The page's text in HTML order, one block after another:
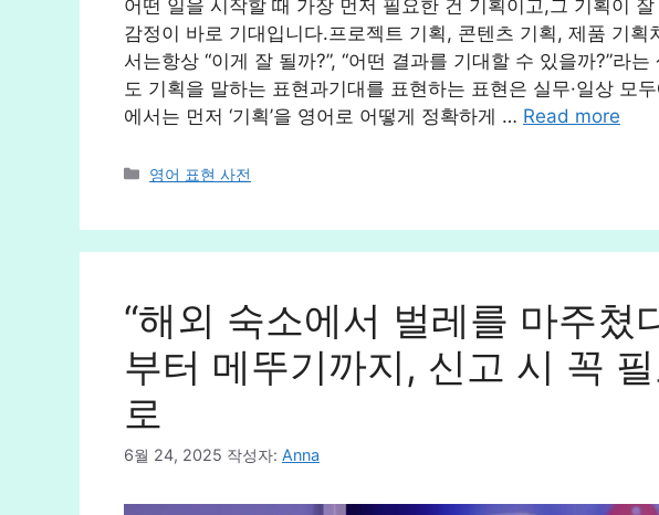
어떤 일을 시작할 때 가장 먼저 필요한 건 기획이고,그 기획이
감정이 바로 기대입니다.프로젝트 기획, 콘텐츠 기획, 제품 기획
서는항상 “이게 잘 될까?”, “어떤 결과를 기대할 수 있을까?”라
도 기획을 말하는 표현과기대를 표현하는 표현은 실무·일상 모
에서는 먼저 ‘기획’을 영어로 어떻게 정확하게 … Read more
카
영어 표현 사전
“해외 숙소에서 벌레를 마주쳤
부터 메뚜기까지, 신고 시 꼭
로
6월 24, 2025 작성자: Anna